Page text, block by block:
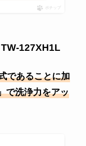
ポチップ
127XH1L
であることに加
で洗浄力をアッ